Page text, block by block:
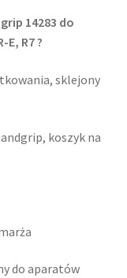
14283 do
E, R7 ?
sklejony
koszyk na
do aparatów